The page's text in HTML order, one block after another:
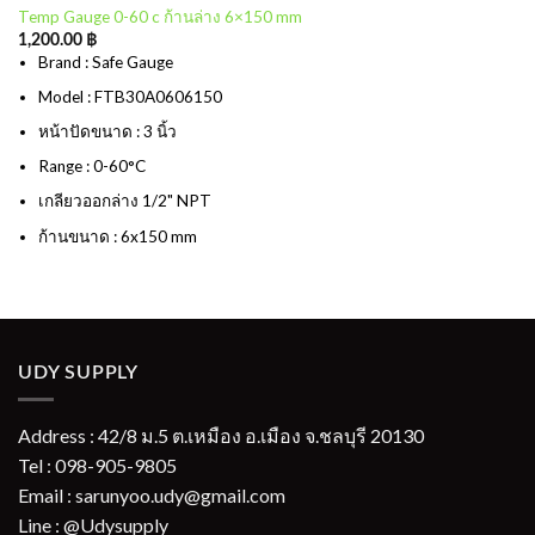
Temp Gauge 0-60 c ก้านล่าง 6×150 mm
1,200.00 ฿
Brand : Safe Gauge
Model : FTB30A0606150
หน้าปัดขนาด : 3 นิ้ว
Range : 0-60°C
เกลียวออกล่าง 1/2" NPT
ก้านขนาด : 6x150 mm
UDY SUPPLY
Address : 42/8 ม.5 ต.เหมือง อ.เมือง จ.ชลบุรี 20130
Tel : 098-905-9805
Email : sarunyoo.udy@gmail.com
Line : @Udysupply